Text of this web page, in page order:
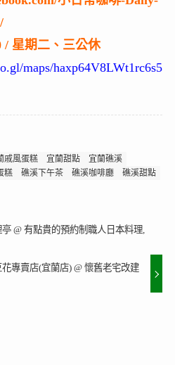
/ 星期二、三公休
maps/haxp64V8LWt1rc6s5
戚風蛋糕 宜蘭甜點
宜蘭礁溪
糕 礁溪下午茶 礁溪咖啡廳
礁溪甜點
@ 有點貴的預約制職人日本料理,
專賣店(宜蘭店) @ 懷舊老宅改建